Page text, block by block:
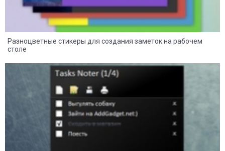
Разноцветные стикеры для создания заметок на рабочем
столе